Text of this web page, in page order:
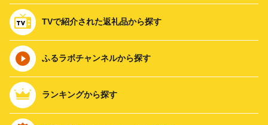
TVで紹介された返礼品から探す
ふるラボチャンネルから探す
ランキングから探す